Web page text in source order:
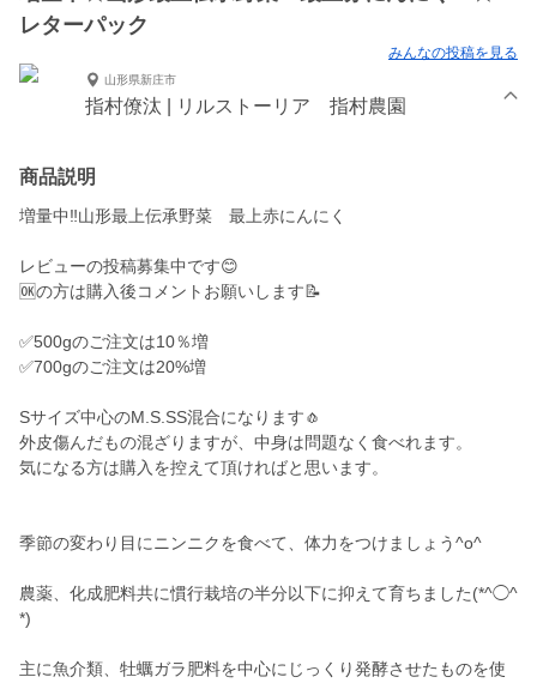
レターパック
みんなの投稿を見る
山形県新庄市
指村僚汰 | リルストーリア 指村農園
商品説明
増量中‼️山形最上伝承野菜 最上赤にんにく
レビューの投稿募集中です😊
🆗の方は購入後コメントお願いします📝
✅500gのご注文は10％増
✅700gのご注文は20%増
Sサイズ中心のM.S.SS混合になります🧄
外皮傷んだもの混ざりますが、中身は問題なく食べれます。
気になる方は購入を控えて頂ければと思います。
季節の変わり目にニンニクを食べて、体力をつけましょう^o^
農薬、化成肥料共に慣行栽培の半分以下に抑えて育ちました(*^◯^
*)
主に魚介類、牡蠣ガラ肥料を中心にじっくり発酵させたものを使